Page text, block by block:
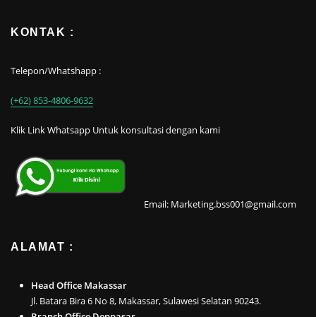
KONTAK :
Telepon/Whatshapp :
(+62) 853-4806-9632
Klik Link Whatsapp Untuk konsultasi dengan kami
Email: Marketing.bss001@gmail.com
ALAMAT :
Head Office Makassar
Jl. Batara Bira 6 No 8, Makassar, Sulawesi Selatan 90243.